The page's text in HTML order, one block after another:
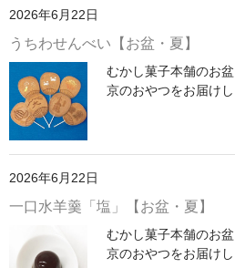
2026年6月22日
うちわせんべい【お盆・夏】
むかし菓子本舗のお
京のおやつをお届け
2026年6月22日
一口水羊羹「塩」【お盆・夏】
むかし菓子本舗のお
京のおやつをお届け